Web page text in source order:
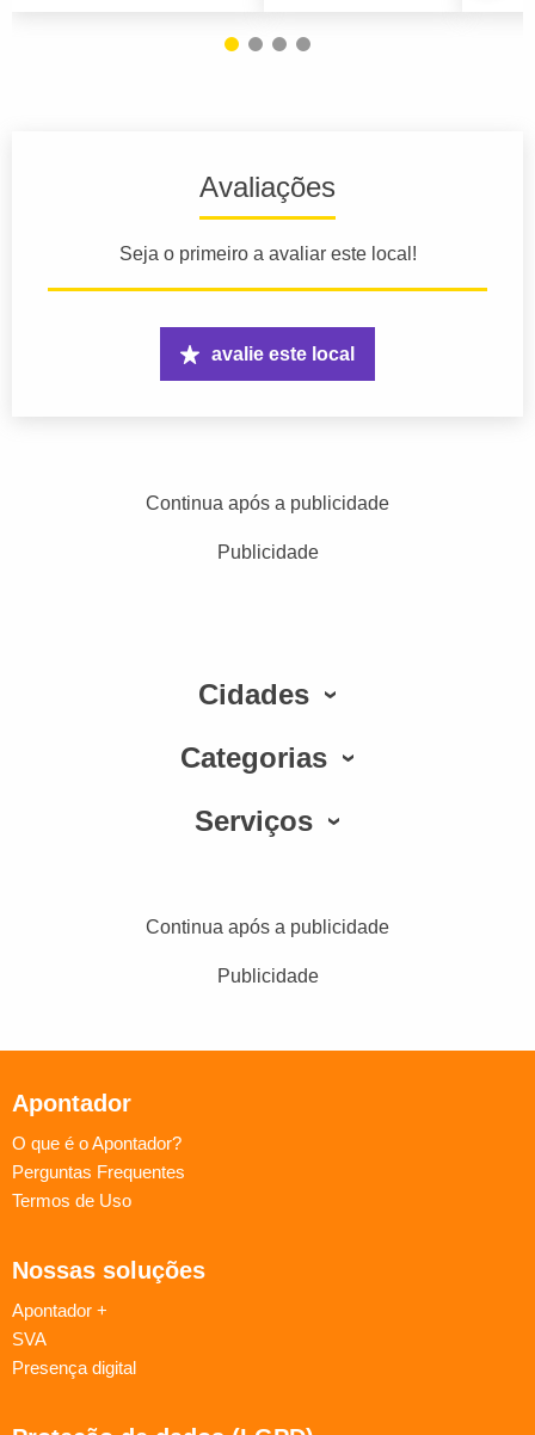
Avaliações
Seja o primeiro a avaliar este local!
avalie este local
Continua após a publicidade
Publicidade
Cidades
Categorias
Serviços
Continua após a publicidade
Publicidade
Apontador
O que é o Apontador?
Perguntas Frequentes
Termos de Uso
Nossas soluções
Apontador +
SVA
Presença digital